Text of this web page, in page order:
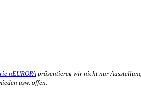
nEUROPA präsentieren wir nicht nur
usw. offen.